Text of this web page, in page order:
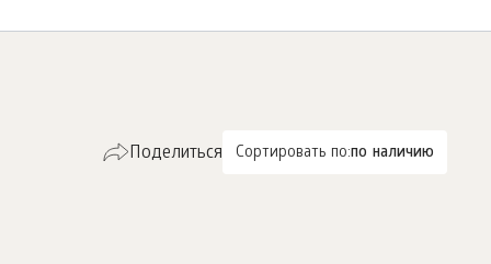
Сортировать по:по наличию
Поделиться